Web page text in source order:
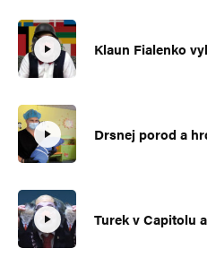
Klaun Fialenko
Drsnej porod a
Turek v Capitolu